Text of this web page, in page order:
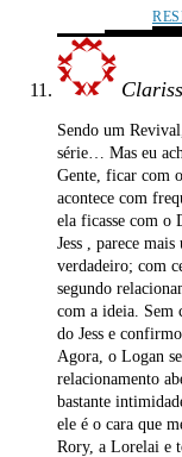
Sendo um
série… Mas eu
Gente, ficar com
acontece com
ela ficasse com o
Jess , parece
verdadeiro; com
segundo
com a ideia. Sem
do Jess e
Agora, o Logan
relacionamento
bastante
ele é o cara que
Rory, a Lorelai e